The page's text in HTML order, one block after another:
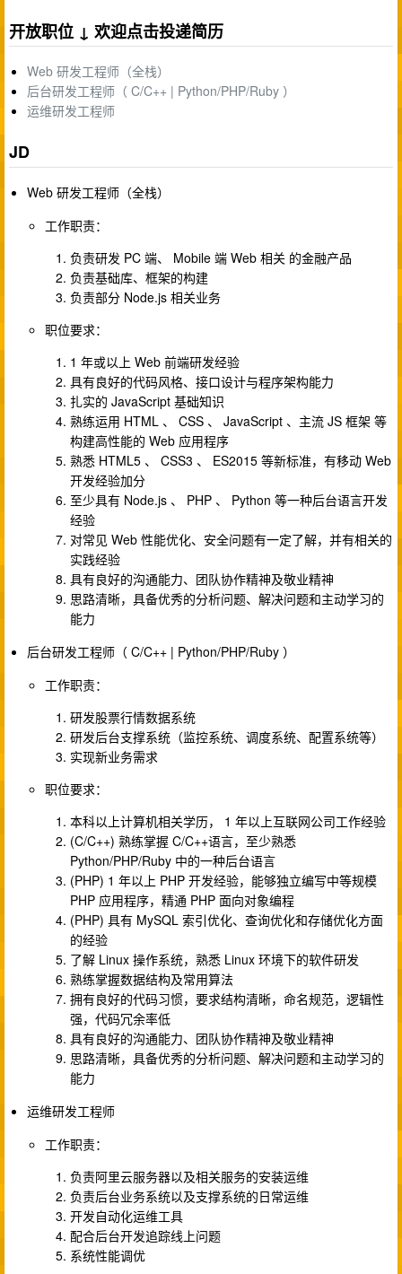
开放职位 ↓ 欢迎点击投递简历
Web 研发工程师（全栈）
后台研发工程师（ C/C++ | Python/PHP/Ruby ）
运维研发工程师
JD
Web 研发工程师（全栈）
工作职责：
负责研发 PC 端、 Mobile 端 Web 相关 的金融产品
负责基础库、框架的构建
负责部分 Node.js 相关业务
职位要求：
1 年或以上 Web 前端研发经验
具有良好的代码风格、接口设计与程序架构能力
扎实的 JavaScript 基础知识
熟练运用 HTML 、 CSS 、 JavaScript 、主流 JS 框架 等
构建高性能的 Web 应用程序
熟悉 HTML5 、 CSS3 、 ES2015 等新标准，有移动 Web
开发经验加分
至少具有 Node.js 、 PHP 、 Python 等一种后台语言开发
经验
对常见 Web 性能优化、安全问题有一定了解，并有相关的
实践经验
具有良好的沟通能力、团队协作精神及敬业精神
思路清晰，具备优秀的分析问题、解决问题和主动学习的
能力
后台研发工程师（ C/C++ | Python/PHP/Ruby ）
工作职责：
研发股票行情数据系统
研发后台支撑系统（监控系统、调度系统、配置系统等）
实现新业务需求
职位要求：
本科以上计算机相关学历， 1 年以上互联网公司工作经验
(C/C++) 熟练掌握 C/C++语言，至少熟悉
Python/PHP/Ruby 中的一种后台语言
(PHP) 1 年以上 PHP 开发经验，能够独立编写中等规模
PHP 应用程序，精通 PHP 面向对象编程
(PHP) 具有 MySQL 索引优化、查询优化和存储优化方面
的经验
了解 Linux 操作系统，熟悉 Linux 环境下的软件研发
熟练掌握数据结构及常用算法
拥有良好的代码习惯，要求结构清晰，命名规范，逻辑性
强，代码冗余率低
具有良好的沟通能力、团队协作精神及敬业精神
思路清晰，具备优秀的分析问题、解决问题和主动学习的
能力
运维研发工程师
工作职责：
负责阿里云服务器以及相关服务的安装运维
负责后台业务系统以及支撑系统的日常运维
开发自动化运维工具
配合后台开发追踪线上问题
系统性能调优